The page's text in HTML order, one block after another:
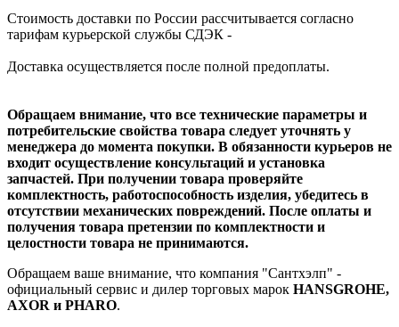
Стоимость доставки по России рассчитывается согласно
тарифам курьерской службы СДЭК -
Доставка осуществляется после полной предоплаты.
Обращаем внимание, что все технические параметры и
потребительские свойства товара следует уточнять у
менеджера до момента покупки. В обязанности курьеров не
входит осуществление консультаций и установка
запчастей. При получении товара проверяйте
комплектность, работоспособность изделия, убедитесь в
отсутствии механических повреждений. После оплаты и
получения товара претензии по комплектности и
целостности товара не принимаются.
Обращаем ваше внимание, что компания "Сантхэлп" -
официальный сервис и дилер торговых марок HANSGROHE,
AXOR и PHARO.